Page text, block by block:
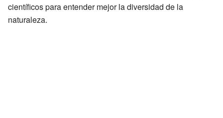
científicos para entender mejor la diversidad de la
naturaleza.